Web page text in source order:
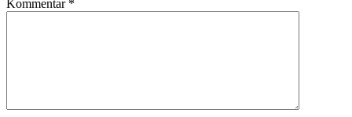
Kommentar *